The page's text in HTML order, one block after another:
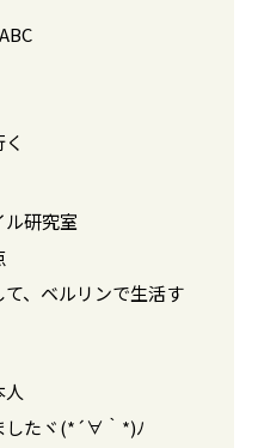
ル研究室
、ベルリンで生活す
したヾ(*´∀｀*)ﾉ